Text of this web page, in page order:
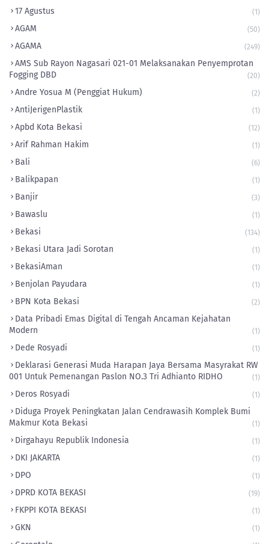
17 Agustus (1)
AGAM (50)
AGAMA (249)
AMS Sub Rayon Nagasari 021-01 Melaksanakan Penyemprotan
Fogging DBD
(20)
Andre Yosua M (Penggiat Hukum) (2)
AntiJerigenPlastik (1)
Apbd Kota Bekasi (12)
Arif Rahman Hakim (1)
Bali (6)
Balikpapan (1)
Banjir (3)
Bawaslu (1)
Bekasi (134)
Bekasi Utara Jadi Sorotan (1)
BekasiAman (1)
Benjolan Payudara (1)
BPN Kota Bekasi (2)
Data Pribadi Emas Digital di Tengah Ancaman Kejahatan
Modern
(1)
Dede Rosyadi (1)
Deklarasi Generasi Muda Harapan Jaya Bersama Masyrakat RW
001 Untuk Pemenangan Paslon NO.3 Tri Adhianto RIDHO
(1)
Deros Rosyadi (1)
Diduga Proyek Peningkatan Jalan Cendrawasih Komplek Bumi
Makmur Kota Bekasi
(1)
Dirgahayu Republik Indonesia (1)
DKI JAKARTA (1)
DPO (1)
DPRD KOTA BEKASI (19)
FKPPI KOTA BEKASI (1)
GKN (1)